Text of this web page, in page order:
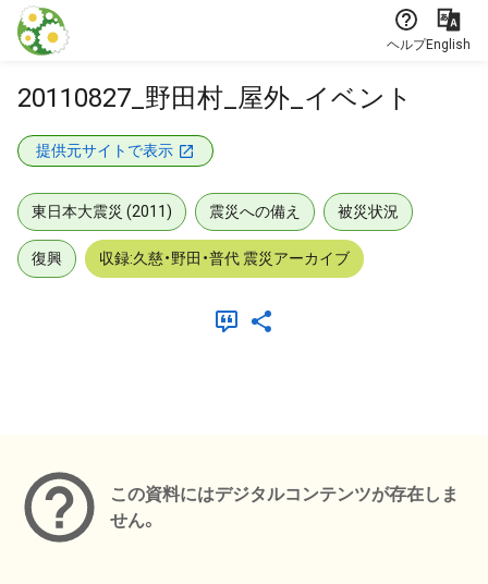
本文に飛ぶ
ヘルプEnglish
20110827_野田村_屋外_イベント
提供元サイトで表示
東日本大震災 (2011) 震災への備え 被災状況
復興 収録:久慈・野田・普代 震災アーカイブ
この資料にはデジタルコンテンツが存在しま
せん。